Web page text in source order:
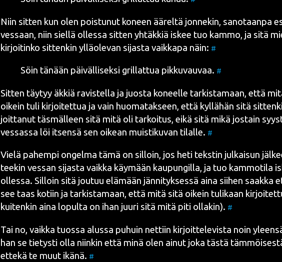
Niin sit­ten kun olen pois­tu­nut koneen äärel­tä jon­ne­kin, sano­taan­pa
ves­saan, niin siel­lä olles­sa sit­ten yhtäk­kiä iskee tuo kam­mo, ja sitä
kir­joi­tin­ko sit­ten­kin yllä­ole­van sijas­ta vaik­ka­pa näin: #
Söin tänään päi­väl­li­sek­si gril­lat­tua pik­ku­vau­vaa. #
Sit­ten täy­tyy äkkiä ravis­tel­la ja juos­ta koneel­le tar­kis­ta­maan, että
oikein tuli kir­joi­tet­tua ja vain huo­ma­tak­seen, että kyl­lä­hän sitä
joit­ta­nut täs­mäl­leen sitä mitä oli tar­koi­tus, eikä sitä mikä jos­tain
ves­sas­sa löi itsen­sä sen oikean muis­ti­ku­van tilal­le. #
Vie­lä pahem­pi ongel­ma tämä on sil­loin, jos heti teks­tin jul­kai­sun
tee­kin ves­san sijas­ta vaik­ka käy­mään kau­pun­gil­la, ja tuo kam­mo­ti­la
olles­sa. Sil­loin sitä jou­tuu elä­mään jän­ni­tyk­ses­sä aina sii­hen saak­ka
see taas kotiin ja tar­kis­ta­maan, että mitä sitä oikein tuli­kaan
kui­ten­kin aina lopul­ta on ihan juu­ri sitä mitä piti olla­kin). #
Tai no, vaik­ka tuos­sa alus­sa puhuin net­tiin kir­joit­te­le­vis­ta noin
han se tie­tys­ti olla niin­kin että minä olen ainut joka täs­tä
ette­kä te muut ikä­nä. #